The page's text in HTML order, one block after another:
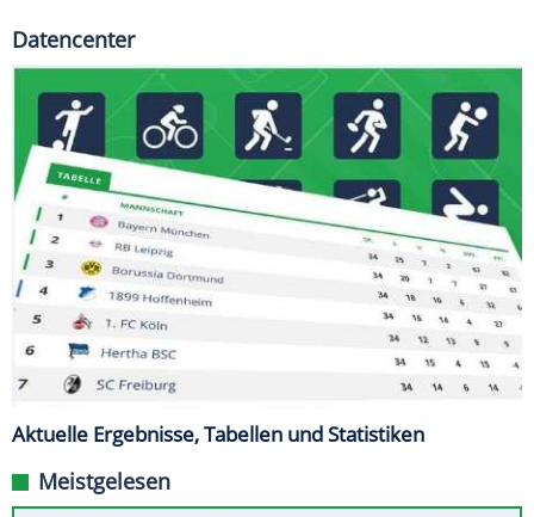
Datencenter
Aktuelle Ergebnisse, Tabellen und Statistiken
Meistgelesen